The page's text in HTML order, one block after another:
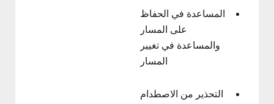
المساعدة في الحفاظ
على المسار
والمساعدة في تغيير
المسار
التحذير من الاصطدام